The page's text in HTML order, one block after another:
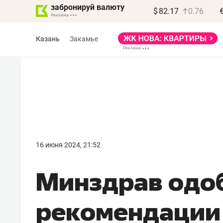
забронируй валюту $ 82.17 0.76
Казань Закамье
16 июня 2024, 21:52
Минздравправил, бизнес может
потерять минимум